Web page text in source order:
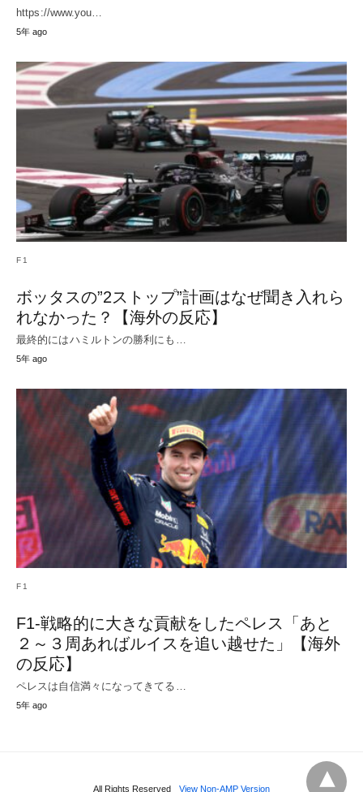
https://www.you…
5年 ago
F1
ボッタスの”2ストップ”計画はなぜ聞き入れら
れなかった？【海外の反応】
最終的にはハミルトンの勝利にも…
5年 ago
F1
F1-戦略的に大きな貢献をしたペレス「あと
２～３周あればルイスを追い越せた」【海外
の反応】
ペレスは自信満々になってきてる…
5年 ago
All Rights Reserved View Non-AMP Version